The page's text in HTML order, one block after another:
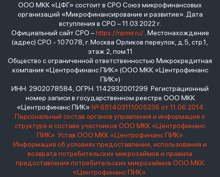
ООО МКК «ЦФГ» состоит в СРО Союз микрофинансовых
организаций «Микрофинансирование и развитие». Дата
вступления в СРО – 11.03.2022 г.
Официальный сайт СРО –https://npmir.ru/. Местонахождение
(адрес) СРО - 107078, г. Москва Орликов переулок, д.5, стр.1,
этаж 2, пом.11
Общество с ограниченной ответственностью Микрокредитная
компания «Центрофинанс ПИК» (ООО МКК «Центрофинанс
ПИК»)
ИНН: 2902078584, ОГРН: 1142932001299 Регистрационный
номер записи в государственном реестре ООО МКК
«Центрофинанс ПИК» № 651403111005236 от 11.06.2014
Персональный состав органов управления и информация о
структуре и составе участников ООО МКК «Центрофинанс
ПИК» Устав ООО МКК «Центрофинанс ПИК»
Информация об условиях предоставления, использования и
возврата потребительских микрозаймов и правила
предоставления потребительских микрозаймов ООО МКК
«Центрофинанс ПИК»